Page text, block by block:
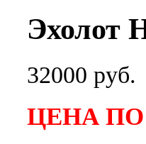
Эхолот
32000 руб.
ЦЕНА ПО